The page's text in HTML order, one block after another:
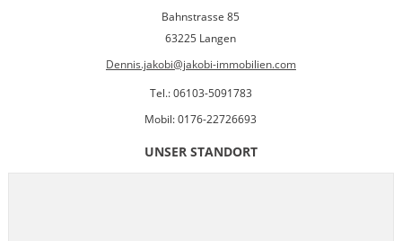
Bahnstrasse 85
63225 Langen
Dennis.jakobi@jakobi-immobilien.com
Tel.: 06103-5091783
Mobil: 0176-22726693
UNSER STANDORT